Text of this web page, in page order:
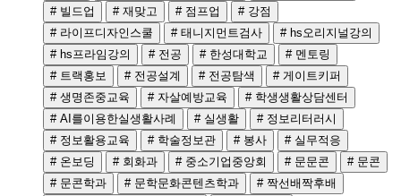
# 빌드업
# 재맞고 # 점프업
# 강점
# 라이프디자인스쿨
# 태니지먼트검사
# hs오리지널강의
# hs프라임강의
# 전공 # 한성대학교
# 멘토링
# 트랙홍보
# 전공설계 # 전공탐색
# 게이트키퍼
# 생명존중교육
# 자살예방교육
# 학생생활상담센터
# AI를이용한실생활사례
# 실생활
# 정보리터러시
# 정보활용교육
# 학술정보관 # 봉사
# 실무적응
# 온보딩
# 회화과 # 중소기업중앙회 # 문문콘
# 문콘
# 문콘학과
# 문학문화콘텐츠학과
# 짝선배짝후배